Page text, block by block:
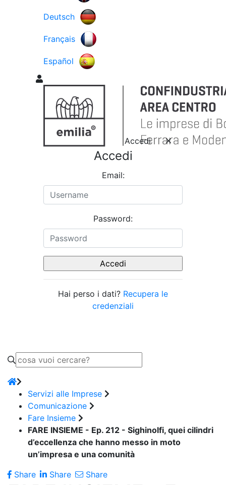
Deutsch
Français
Español
Accedi
Accedi
Email:
Password:
Hai perso i dati? Recupera le
credenziali
Servizi alle Imprese
Comunicazione
Fare Insieme
FARE INSIEME - Ep. 212 - Sighinolfi, quei cilindri
d’eccellenza che hanno messo in moto
un’impresa e una comunità
Share
Share Share